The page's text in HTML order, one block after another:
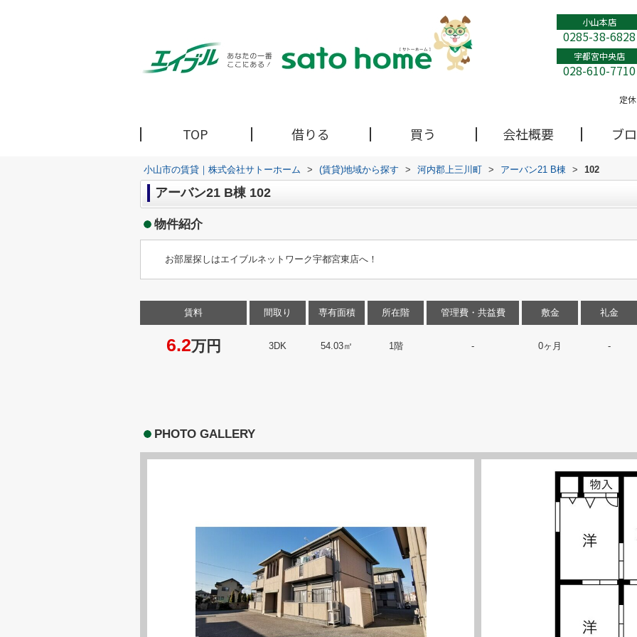
小山本店
0285-38-6828
宇都宮中央店
028-610-7710
定
TOP 借りる 買う 会社概要 ブ
小山市の賃貸｜株式会社サトーホーム > (賃貸)地域から探す > 河内郡上三川町 > アーバン21 B棟 > 102
アーバン21 B棟 102
物件紹介
お部屋探しはエイブルネットワーク宇都宮東店へ！
賃料
6.2万円
間取り
3DK
専有面積
54.03㎡
所在階
1階
管理費・共益費
-
敷金
0ヶ月
礼金
-
PHOTO GALLERY